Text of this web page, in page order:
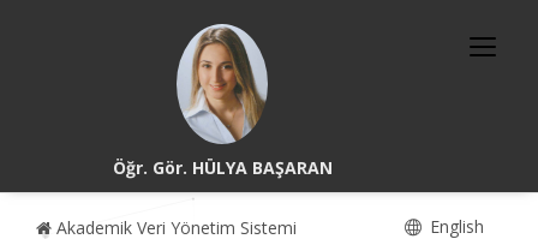
Öğr. Gör. HÜLYA BAŞARAN
Akademik Veri Yönetim Sistemi English